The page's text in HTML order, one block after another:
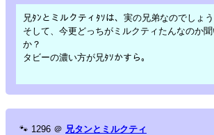
兄ﾀﾝとミルクティﾀｿは、実の兄弟なのでしょ
そして、今更どっちがミルクティたんなのか
か？
タビーの濃い方が兄ﾀｿかすら。
🐾 1296 ＠ 兄タンとミルクティ